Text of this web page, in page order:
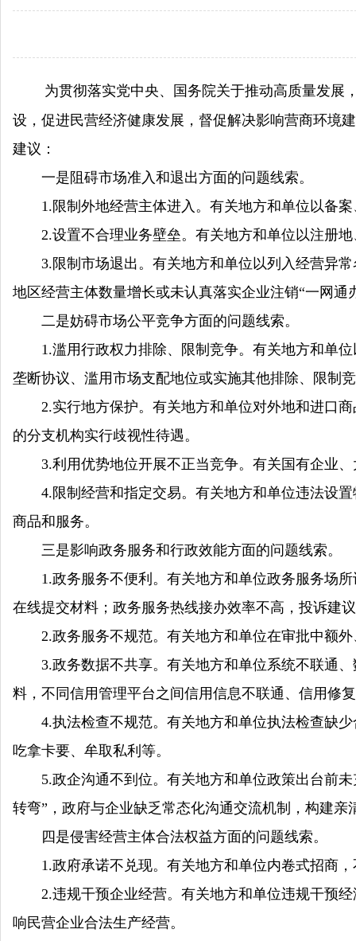
为贯彻落实党中央、国务院关于推动高质量发展
设，促进民营经济健康发展，督促解决影响营商环境
建议：
一是阻碍市场准入和退出方面的问题线索。
1.限制外地经营主体进入。有关地方和单位以备案
2.设置不合理业务壁垒。有关地方和单位以注册地
3.限制市场退出。有关地方和单位以列入经营异常
地区经营主体数量增长或未认真落实企业注销“一网通
二是妨碍市场公平竞争方面的问题线索。
1.滥用行政权力排除、限制竞争。有关地方和单位
垄断协议、滥用市场支配地位或实施其他排除、限制
2.实行地方保护。有关地方和单位对外地和进口商
的分支机构实行歧视性待遇。
3.利用优势地位开展不正当竞争。有关国有企业、
4.限制经营和指定交易。有关地方和单位违法设置
商品和服务。
三是影响政务服务和行政效能方面的问题线索。
1.政务服务不便利。有关地方和单位政务服务场所
在线提交材料；政务服务热线接办效率不高，投诉建
2.政务服务不规范。有关地方和单位在审批中额外
3.政务数据不共享。有关地方和单位系统不联通、
料，不同信用管理平台之间信用信息不联通、信用修
4.执法检查不规范。有关地方和单位执法检查缺少
吃拿卡要、牟取私利等。
5.政企沟通不到位。有关地方和单位政策出台前未
转弯”，政府与企业缺乏常态化沟通交流机制，构建亲
四是侵害经营主体合法权益方面的问题线索。
1.政府承诺不兑现。有关地方和单位内卷式招商，
2.违规干预企业经营。有关地方和单位违规干预经
响民营企业合法生产经营。